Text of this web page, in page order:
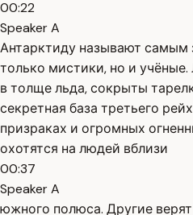
00:22
Speaker A
Антарктиду называют самым
только мистики, но и учёные.
в толще льда, сокрыты
секретная база третьего
призраках и огромных
охотятся на людей вблизи
00:37
Speaker A
южного полюса. Другие